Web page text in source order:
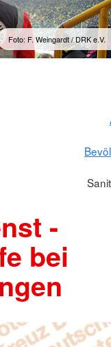
Foto: F. Weingardt / DRK e.V.
-
bei